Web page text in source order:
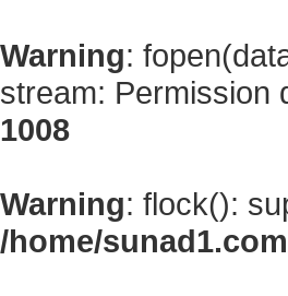
Warning:
stream: Permission
1008
Warning: flock():
/home/